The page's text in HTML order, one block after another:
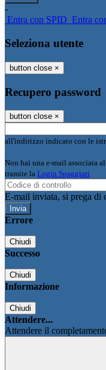
-
Entra con SPID Entra
Seleziona utente
button close ×
Recupero password
button close ×
all'indirizzo indicato con le
Non hai una e-mail associata
tramite la Login Spaggiari
E-mail inviata, si prega di
Errore
Chiudi
Successo
Chiudi
Informazione
Chiudi
Attendere...
Attendere il